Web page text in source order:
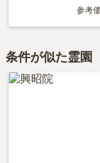
参考
条件が似た霊園